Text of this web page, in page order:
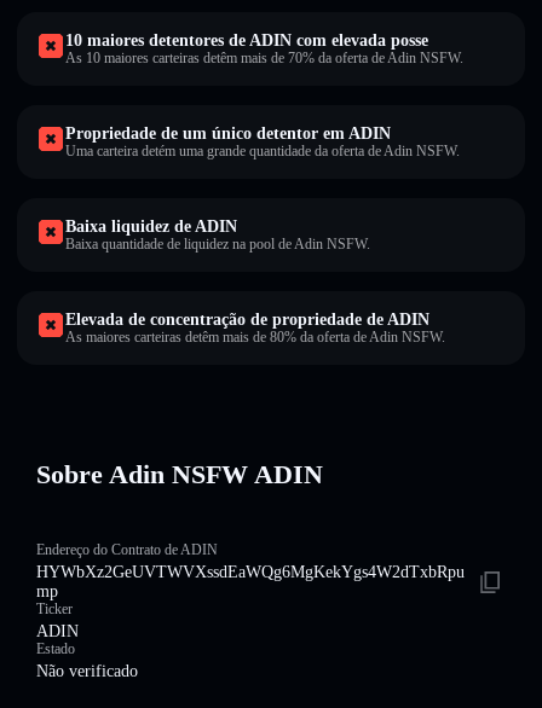
10 maiores detentores de ADIN com elevada posse
As 10 maiores carteiras detêm mais de 70% da oferta de Adin NSFW.
Propriedade de um único detentor em ADIN
Uma carteira detém uma grande quantidade da oferta de Adin NSFW.
Baixa liquidez de ADIN
Baixa quantidade de liquidez na pool de Adin NSFW.
Elevada de concentração de propriedade de ADIN
As maiores carteiras detêm mais de 80% da oferta de Adin NSFW.
Sobre Adin NSFW ADIN
Endereço do Contrato de ADIN
HYWbXz2GeUVTWVXssdEaWQg6MgKekYgs4W2dTxbRpu
mp
Ticker
ADIN
Estado
Não verificado